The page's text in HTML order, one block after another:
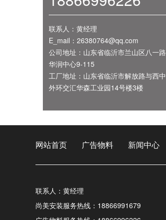
联系人：黄经理
E_mail：26380764@qq.com
公司地址：山东省临沂市兰山区八一路
华润中心9-115
工厂地址：山东省临沂市解放路与西中
外环交汇华森工业园14号楼3楼
网站首页 广告物料 新闻中心
联系人：黄经理
尚美安装服务热线：18866991679